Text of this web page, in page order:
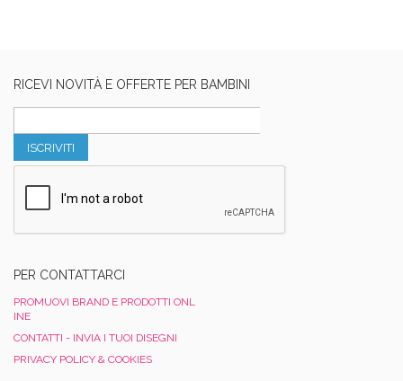
RICEVI NOVITÀ E OFFERTE PER BAMBINI
ISCRIVITI
PER CONTATTARCI
PROMUOVI BRAND E PRODOTTI ONL
INE
CONTATTI - INVIA I TUOI DISEGNI
PRIVACY POLICY & COOKIES